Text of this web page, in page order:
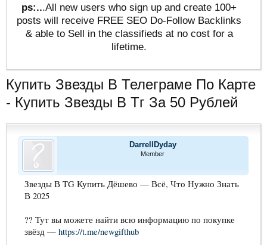
ps:...All new users who sign up and create 100+
posts will receive FREE SEO Do-Follow Backlinks
& able to Sell in the classifieds at no cost for a
lifetime.
Купить Звезды В Телеграме По Карте
- Купить Звезды В Тг За 50 Рублей
DarrellDyday
Member
Звезды В TG Купить Дёшево — Всё, Что Нужно Знать
В 2025
?? Тут вы можете найти всю информацию по покупке
звёзд — https://t.me/newgifthub